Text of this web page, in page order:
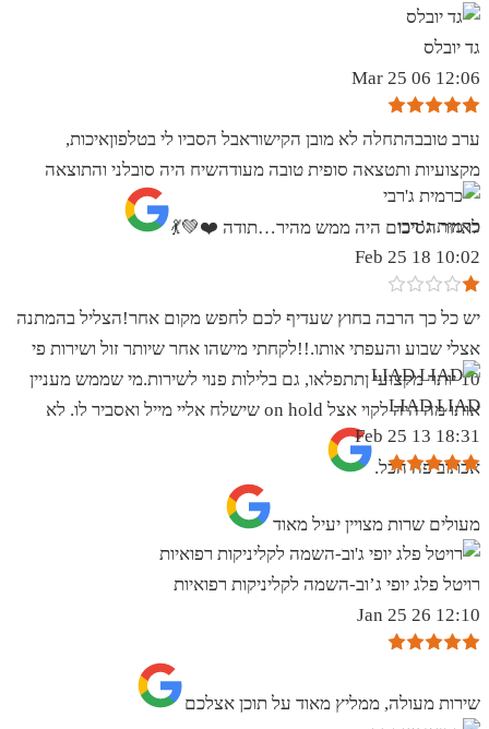
גד יובלס
12:06 06 Mar 25
ערב טובבהתחלה לא מובן הקישוראבל הסביו לי בטלפוןאיכות,
מקצועיות ותטצאה סופית טובה מעודהשיח היה סובלני והתוצאה
לאחר הסיכום היה ממש מהיר…תודה ❤️💚💃
כרמית ג’רבי
10:02 18 Feb 25
יש כל כך הרבה בחוץ שעדיף לכם לחפש מקום אחר!הצליל בהמתנה
אצלי שבוע והעפתי אותו.!!לקחתי מישהו אחר שיותר זול ושירות פי
10 יותר מקצועי ןתתפלאו, גם בלילות פנוי לשירות.מי שממש מעניין
אותו מה היה לקוי אצל on hold שישלח אליי מייל ואסביר לו. לא
אכתוב פה הכל.
LIAD LIAD
18:31 13 Feb 25
מעולים שרות מצויין יעיל מאוד
רויטל פלג יופי ג’וב-השמה לקליניקות רפואיות
12:10 26 Jan 25
שירות מעולה, ממליץ מאוד על תוכן אצלכם